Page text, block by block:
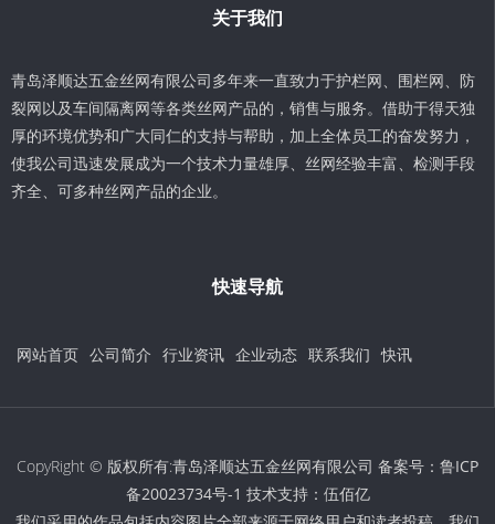
关于我们
青岛泽顺达五金丝网有限公司多年来一直致力于护栏网、围栏网、防
裂网以及车间隔离网等各类丝网产品的，销售与服务。借助于得天独
厚的环境优势和广大同仁的支持与帮助，加上全体员工的奋发努力，
使我公司迅速发展成为一个技术力量雄厚、丝网经验丰富、检测手段
齐全、可多种丝网产品的企业。
快速导航
网站首页 公司简介 行业资讯 企业动态 联系我们 快讯
CopyRight © 版权所有:青岛泽顺达五金丝网有限公司 备案号： 鲁ICP
备20023734号-1 技术支持： 伍佰亿